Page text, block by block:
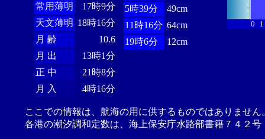
常用薄明
17時9分
天文薄明 18時16分
月 齢
10.6
月 出
13時1分
正 中
21時8分
月 入
4時16分
5時39分
49cm
11時16分 64cm
19時6分
12cm
0 1
ここでの情報は、航海の用に供するものではありませ
各港の潮汐調和定数は、海上保安庁水路部書籍７４２